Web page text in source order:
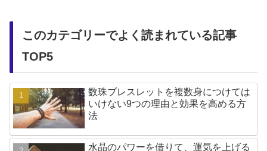
このカテゴリーでよく読まれている記事
TOP5
数珠ブレスレットを複数身につけては
いけない9つの理由と効果を高める方
法
水晶のパワーを借りて、運気を上げる